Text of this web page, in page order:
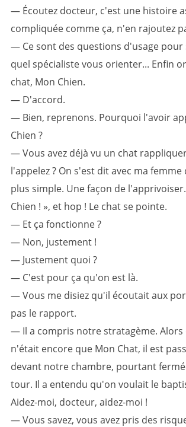
— Écoutez docteur, c'est une histoire
compliquée comme ça, n'en rajoutez
— Ce sont des questions d'usage pour
quel spécialiste vous orienter... Enfin
chat, Mon Chien.
— D'accord.
— Bien, reprenons. Pourquoi l'avoir
Chien ?
— Vous avez déjà vu un chat
l'appelez ? On s'est dit avec ma
plus simple. Une façon de
Chien ! », et hop ! Le chat se pointe.
— Et ça fonctionne ?
— Non, justement !
— Justement quoi ?
— C'est pour ça qu'on est là.
— Vous me disiez qu'il écoutait aux
pas le rapport.
— Il a compris notre stratagème. Alors
n'était encore que Mon Chat, il est
devant notre chambre, pourtant
tour. Il a entendu qu'on voulait le
Aidez-moi, docteur, aidez-moi !
— Vous savez, vous avez pris des